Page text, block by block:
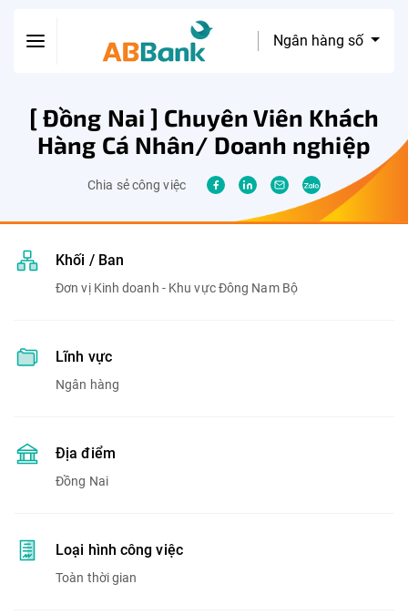
Ngân hàng số
[ Đồng Nai ] Chuyên Viên Khách
Hàng Cá Nhân/ Doanh nghiệp
Chia sẻ công việc
Khối / Ban
Đơn vị Kinh doanh - Khu vực Đông Nam Bộ
Lĩnh vực
Ngân hàng
Địa điểm
Đồng Nai
Loại hình công việc
Toàn thời gian